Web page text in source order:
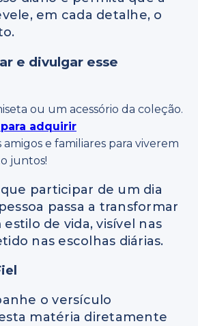
em cada detalhe, o
e divulgar esse
ou um acessório da coleção.
adquirir
amigos e familiares para viverem
juntos!
que participar de um dia
passa a transformar
de vida, visível nas
nas escolhas diárias.
o versículo
matéria diretamente